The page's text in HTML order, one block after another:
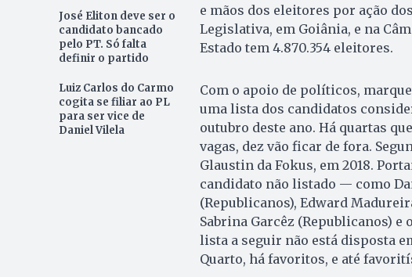
José Eliton deve ser o
candidato bancado
pelo PT. Só falta
definir o partido
Luiz Carlos do Carmo
cogita se filiar ao PL
para ser vice de
Daniel Vilela
e mãos dos eleitores por ação
Legislativa, em Goiânia, e na
Estado tem 4.870.354 eleitores.
Com o apoio de políticos,
uma lista dos candidatos
outubro deste ano. Há quartas
vagas, dez vão ficar de fora.
Glaustin da Fokus, em 2018.
candidato não listado — como
(Republicanos), Edward
Sabrina Garcêz (Republicanos)
lista a seguir não está disposta
Quarto, há favoritos, e até